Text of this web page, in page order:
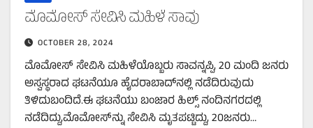
ಮೊಮೋಸ್‌ ಸೇವಿಸಿ ಮಹಿಳೆ ಸಾವು
OCTOBER 28, 2024
ಮೊಮೋಸ್‌ ಸೇವಿಸಿ ಮಹಿಳೆಯೊಬ್ಬರು ಸಾವನ್ನಪ್ಪಿ, 20 ಮಂದಿ ಜನರು
ಅಸ್ವಸ್ಥರಾದ ಘಟನೆಯೂ ಹೈದರಾಬಾದ್‌ನಲ್ಲಿ ನಡೆದಿರುವುದು
ತಿಳಿದುಬಂದಿದೆ.ಈ ಘಟನೆಯು ಬಂಜಾರ ಹಿಲ್ಸ್‌ ನಂದಿನಗರದಲ್ಲಿ
ನಡೆದಿದ್ದು,ಮೊಮೋಸ್‌ನ್ನು ಸೇವಿಸಿ ಮೃತಪಟ್ಟಿದ್ದು, 20ಜನರು…